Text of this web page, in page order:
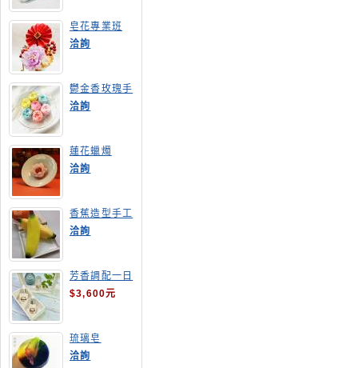
皂花專業班
洽詢
鬱金香玫瑰手
工皂(長高型)
洽詢
蓮花蠟燭
洽詢
香蕉造型手工
皂
洽詢
芳香調配一日
班
$3,600元
琉璃皂
洽詢